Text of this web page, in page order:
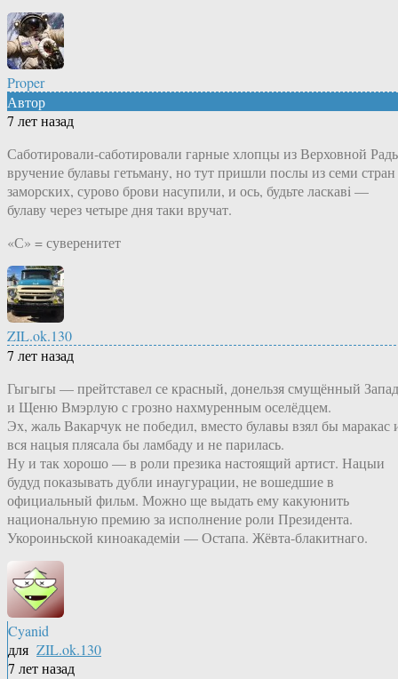
Proper
Автор
7 лет назад
Саботировали-саботировали гарные хлопцы из Верховной
вручение булавы гетьману, но тут пришли послы из семи стран
заморских, сурово брови насупили, и ось, будьте ласкавi —
булаву через четыре дня таки вручат.
«С» = суверенитет
ZIL.ok.130
7 лет назад
Гыгыгы — прейтставел се красный, донельзя смущённый Запад
и Щеню Вмэрлую с грозно нахмуренным оселёдцем.
Эх, жаль Вакарчук не победил, вместо булавы взял бы маракас
вся нацыя плясала бы ламбаду и не парилась.
Ну и так хорошо — в роли презика настоящий артист. Нацыи
будуд показывать дубли инаугурации, не вошедшие в
официальный фильм. Можно ще выдать ему какуюнить
национальную премию за исполнение роли Президента.
Укороиньской киноакадемiи — Остапа. Жёвта-блакитнаго.
Cyanid
для ZIL.ok.130
7 лет назад